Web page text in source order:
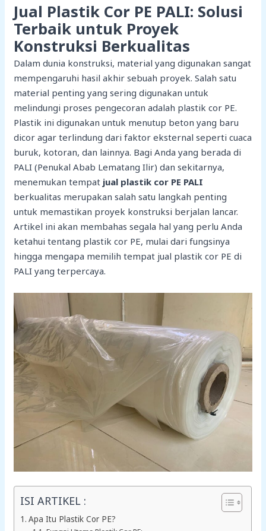
Jual Plastik Cor PE PALI: Solusi
Terbaik untuk Proyek
Konstruksi Berkualitas
Dalam dunia konstruksi, material yang digunakan sangat
mempengaruhi hasil akhir sebuah proyek. Salah satu
material penting yang sering digunakan untuk
melindungi proses pengecoran adalah plastik cor PE.
Plastik ini digunakan untuk menutup beton yang baru
dicor agar terlindung dari faktor eksternal seperti cuaca
buruk, kotoran, dan lainnya. Bagi Anda yang berada di
PALI (Penukal Abab Lematang Ilir) dan sekitarnya,
menemukan tempat jual plastik cor PE PALI
berkualitas merupakan salah satu langkah penting
untuk memastikan proyek konstruksi berjalan lancar.
Artikel ini akan membahas segala hal yang perlu Anda
ketahui tentang plastik cor PE, mulai dari fungsinya
hingga mengapa memilih tempat jual plastik cor PE di
PALI yang terpercaya.
ISI ARTIKEL :
Apa Itu Plastik Cor PE?